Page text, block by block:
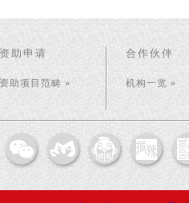
资助申请
资助项目范畴 »
合作伙伴
机构一览 »